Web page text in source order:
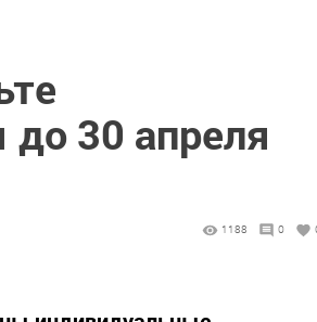
30 апреля
1188 0